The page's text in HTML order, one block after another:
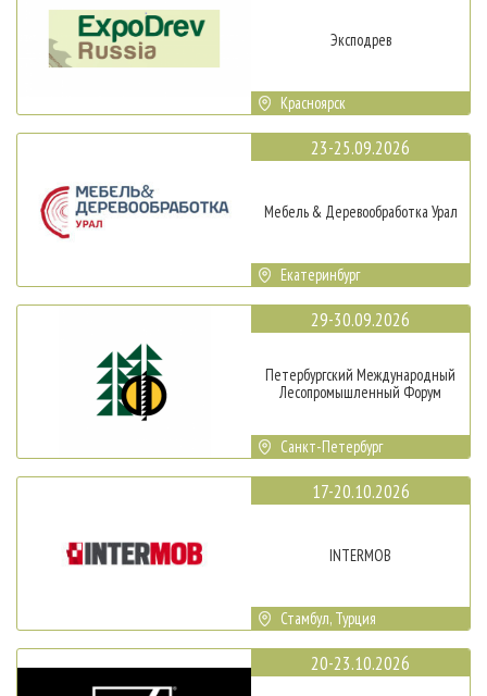
Эксподрев
Красноярск
23-25.09.2026
Мебель & Деревообработка Урал
Екатеринбург
29-30.09.2026
Петербургский Международный
Лесопромышленный Форум
Санкт-Петербург
17-20.10.2026
INTERMOB
Стамбул, Турция
20-23.10.2026